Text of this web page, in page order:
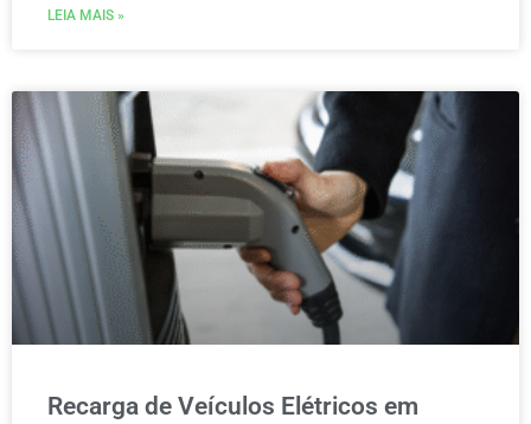
LEIA MAIS »
Recarga de Veículos Elétricos em